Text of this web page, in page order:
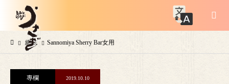
網誌 Sannomiya Sherry Bar女用
專欄 2019.10.10